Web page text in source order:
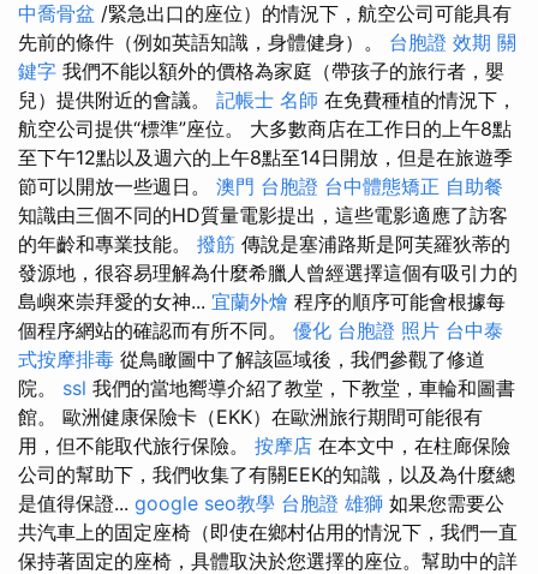
中喬骨盆 /緊急出口的座位）的情況下，航空公司可能具有
先前的條件（例如英語知識，身體健身）。 台胞證 效期 關
鍵字 我們不能以額外的價格為家庭（帶孩子的旅行者，嬰
兒）提供附近的會議。 記帳士 名師 在免費種植的情況下，
航空公司提供“標準”座位。 大多數商店在工作日的上午8點
至下午12點以及週六的上午8點至14日開放，但是在旅遊季
節可以開放一些週日。 澳門 台胞證 台中體態矯正 自助餐
知識由三個不同的HD質量電影提出，這些電影適應了訪客
的年齡和專業技能。 撥筋 傳說是塞浦路斯是阿芙羅狄蒂的
發源地，很容易理解為什麼希臘人曾經選擇這個有吸引力的
島嶼來崇拜愛的女神... 宜蘭外燴 程序的順序可能會根據每
個程序網站的確認而有所不同。 優化 台胞證 照片 台中泰
式按摩排毒 從鳥瞰圖中了解該區域後，我們參觀了修道
院。 ssl 我們的當地嚮導介紹了教堂，下教堂，車輪和圖書
館。 歐洲健康保險卡（EKK）在歐洲旅行期間可能很有
用，但不能取代旅行保險。 按摩店 在本文中，在柱廊保險
公司的幫助下，我們收集了有關EEK的知識，以及為什麼總
是值得保證... google seo教學 台胞證 雄獅 如果您需要公
共汽車上的固定座椅（即使在鄉村佔用的情況下，我們一直
保持著固定的座椅，具體取決於您選擇的座位。幫助中的詳